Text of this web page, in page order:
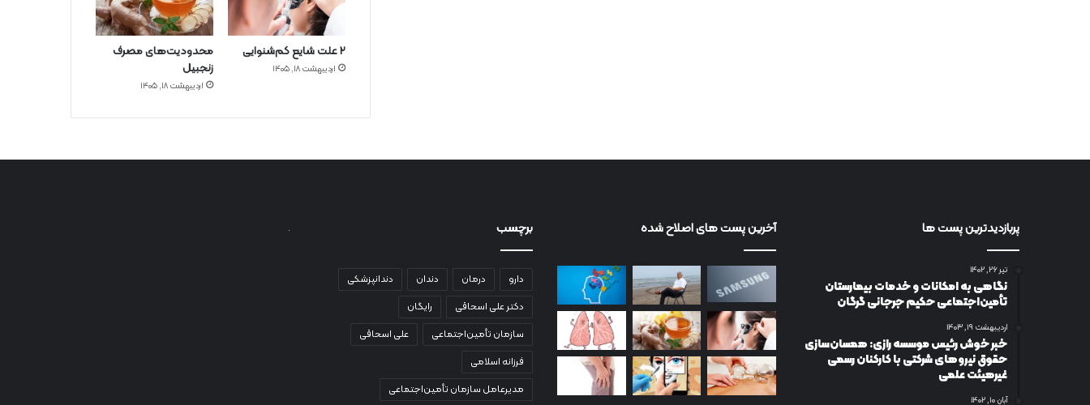
۲ علت شایع‌ کم‌شنوایی
اردیبهشت ۱۸, ۱۴۰۵
محدودیت‌های مصرف
زنجبیل
اردیبهشت ۱۸, ۱۴۰۵
پربازدیدترین پست ها
تیر ۲۶, ۱۴۰۲
نگاهی به امکانات و خدمات بیمارستان
تأمین‌اجتماعی حکیم جرجانی گرگان
اردیبهشت ۱۹, ۱۴۰۳
خبر خوش رئیس موسسه رازی: همسان‌سازی
حقوق نیروهای شرکتی با کارکنان رسمی
غیرهیئت علمی
آبان ۱۰, ۱۴۰۲
آخرین پست های اصلاح شده برچسب
دارو درمان دندان
دندانپزشکی
دکتر علی اسحاقی
رایگان
سازمان تأمین‌اجتماعی
علی اسحاقی
فرزانه اسلامی
مدیرعامل سازمان تأمین‌اجتماعی